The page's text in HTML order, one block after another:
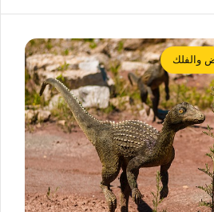
والفلك